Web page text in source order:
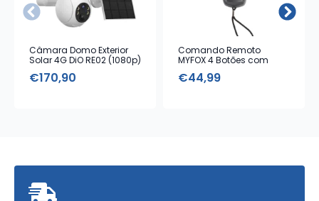
Câmara Domo Exterior
Solar 4G DiO RE02 (1080p)
€170,90
Comando Remoto
MYFOX 4 Botões com
€44,99